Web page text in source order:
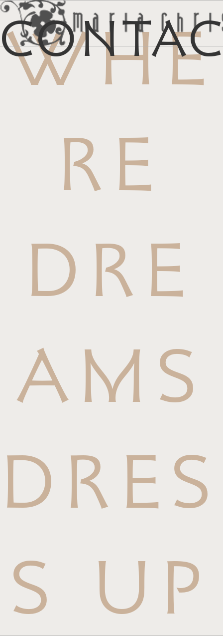
イリス
お
WHE
RE
DRE
AMS
DRES
S UP